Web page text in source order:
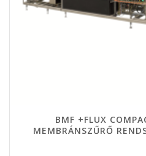
BMF +FLUX
MEMBRÁNSZŰRŐ